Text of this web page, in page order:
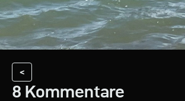
<
8 Kommentare